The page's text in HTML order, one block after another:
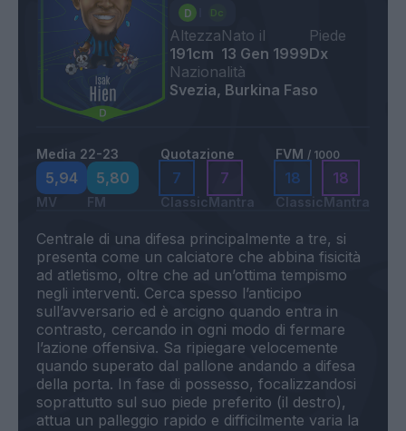
Altezza
191cm
Nato il
13 Gen 1999
Piede
Dx
Nazionalità
Svezia, Burkina Faso
Media 22-23
5,94
MV
5,80
FM
Quotazione
7
Classic
7
Mantra
FVM / 1000
18
Classic
18
Mantra
Centrale di una difesa principalmente a tre, si
presenta come un calciatore che abbina fisicità
ad atletismo, oltre che ad un’ottima tempismo
negli interventi. Cerca spesso l’anticipo
sull’avversario ed è arcigno quando entra in
contrasto, cercando in ogni modo di fermare
l’azione offensiva. Sa ripiegare velocemente
quando superato dal pallone andando a difesa
della porta. In fase di possesso, focalizzandosi
soprattutto sul suo piede preferito (il destro),
attua un palleggio rapido e difficilmente varia la